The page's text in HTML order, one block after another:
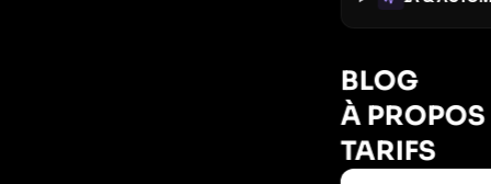
BLOG
À PROPOS
TARIFS